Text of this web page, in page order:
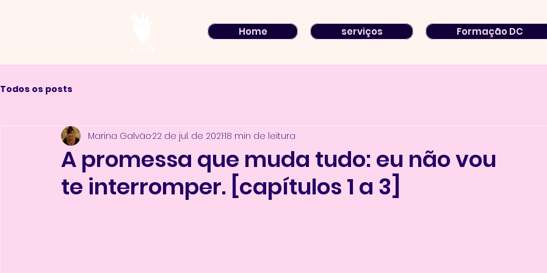
Home serviços Formação DC
Todos os posts
A promessa que muda tudo: eu não vou
te interromper. [capítulos 1 a 3]
Marina Galvão22 de jul. de 202118 min de leitura